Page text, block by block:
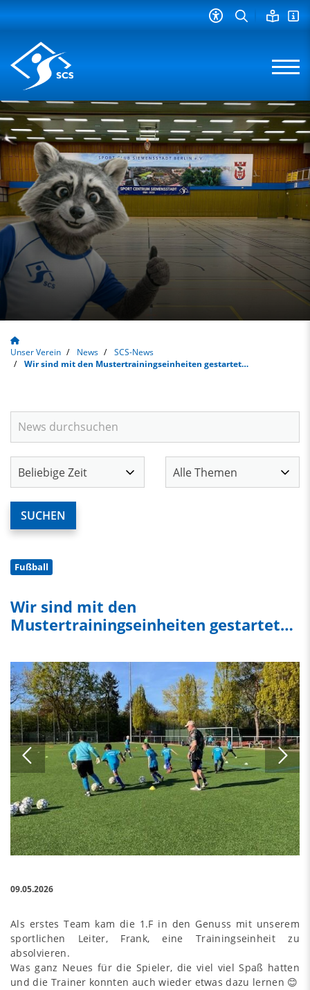
Unser Verein News
SCS-News
Wir sind mit den Mustertrainingseinheiten gestartet…
Fußball
Wir sind mit den
Mustertrainingseinheiten gestartet…
09.05.2026
Als erstes Team kam die 1.F in den Genuss mit unserem
sportlichen Leiter, Frank, eine Trainingseinheit zu
absolvieren.
Was ganz Neues für die Spieler, die viel viel Spaß hatten
und die Trainer konnten auch wieder etwas dazu lernen 😊